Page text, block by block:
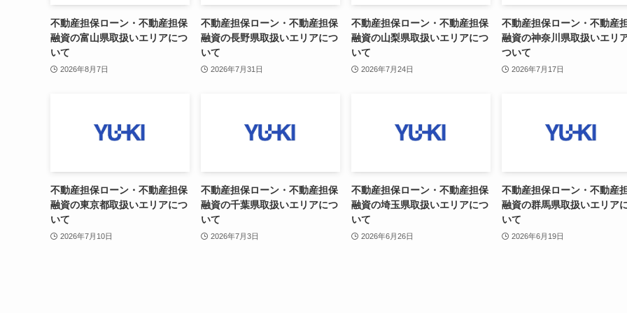
不動産担保ローン・不動産担保
融資の富山県取扱いエリアにつ
いて
2026年8月7日
不動産担保ローン・不動産担保
融資の長野県取扱いエリアにつ
いて
2026年7月31日
不動産担保ローン・不動産担保
融資の山梨県取扱いエリアにつ
いて
2026年7月24日
不動産担保ローン・不動産
融資の神奈川県取扱いエリ
ついて
2026年7月17日
不動産担保ローン・不動産担保
融資の東京都取扱いエリアにつ
いて
2026年7月10日
不動産担保ローン・不動産担保
融資の千葉県取扱いエリアにつ
いて
2026年7月3日
不動産担保ローン・不動産担保
融資の埼玉県取扱いエリアにつ
いて
2026年6月26日
不動産担保ローン・不動産
融資の群馬県取扱いエリア
いて
2026年6月19日